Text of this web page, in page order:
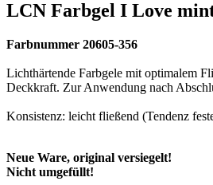
LCN Farbgel I Love
Farbnummer 20605-356
Lichthärtende Farbgele mit optimalem
Deckkraft. Zur Anwendung nach
Konsistenz: leicht fließend (Tendenz
Neue Ware, original versiegelt!
Nicht umgefüllt!